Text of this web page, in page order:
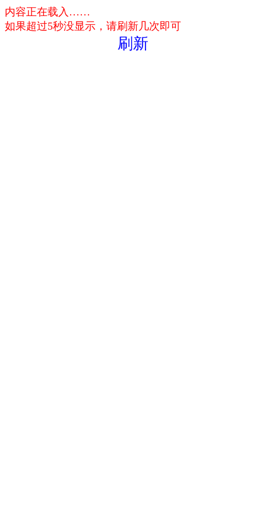
内容正在载入……
如果超过5秒没显示，请刷新几次即可
刷新